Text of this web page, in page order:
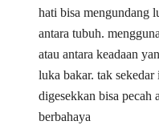
hati bisa mengundang
antara tubuh.
atau antara keadaan
luka bakar. tak
digesekkan bisa pecah
berbahaya